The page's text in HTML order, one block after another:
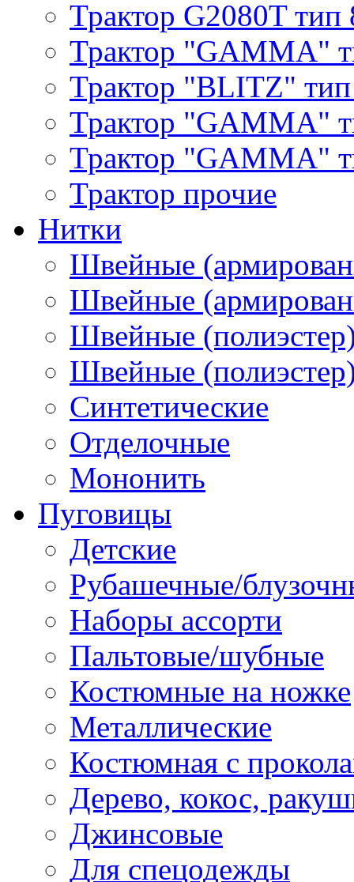
Трактор G2080T тип
Трактор "GAMMA"
Трактор "BLITZ"
Трактор "GAMMA"
Трактор "GAMMA"
Трактор прочие
Нитки
Швейные
Швейные
Швейные
Швейные
Синтетические
Отделочные
Мононить
Пуговицы
Детские
Рубашечные/
Наборы ассорти
Пальтовые/шубные
Костюмные на ножке
Металлические
Костюмная с
Дерево, кокос,
Джинсовые
Для спецодежды